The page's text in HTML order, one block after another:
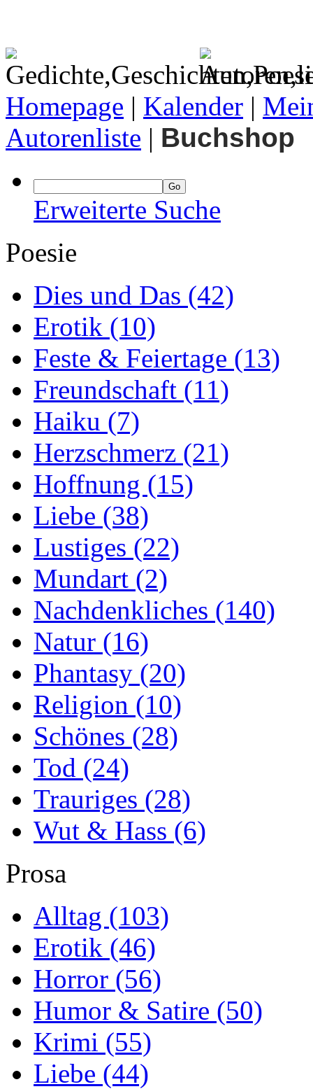
Homepage | Kalender |
Autorenliste | Buchshop
Erweiterte Suche
Poesie
Dies und Das (42)
Erotik (10)
Feste & Feiertage (13)
Freundschaft (11)
Haiku (7)
Herzschmerz (21)
Hoffnung (15)
Liebe (38)
Lustiges (22)
Mundart (2)
Nachdenkliches (140)
Natur (16)
Phantasy (20)
Religion (10)
Schönes (28)
Tod (24)
Trauriges (28)
Wut & Hass (6)
Prosa
Alltag (103)
Erotik (46)
Horror (56)
Humor & Satire (50)
Krimi (55)
Liebe (44)